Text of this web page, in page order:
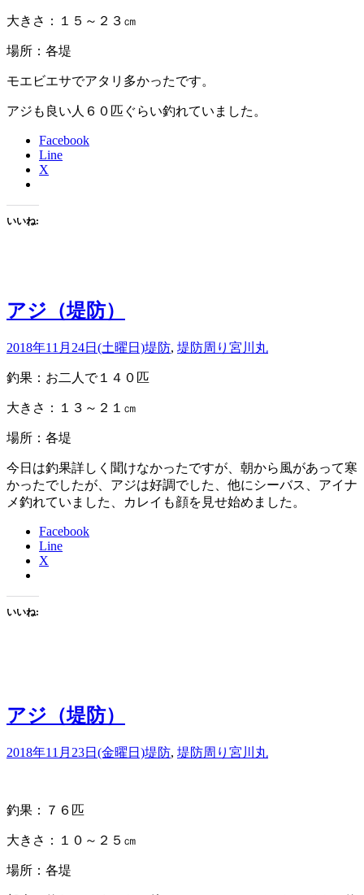
大きさ：１５～２３㎝
場所：各堤
モエビエサでアタリ多かったです。
アジも良い人６０匹ぐらい釣れていました。
Facebook
Line
X
いいね:
アジ（堤防）
2018年11月24日(土曜日)堤防, 堤防周り 宮川丸
釣果：お二人で１４０匹
大きさ：１３～２１㎝
場所：各堤
今日は釣果詳しく聞けなかったですが、朝から風があって寒
かったでしたが、アジは好調でした、他にシーバス、アイナ
メ釣れていました、カレイも顔を見せ始めました。
Facebook
Line
X
いいね:
アジ（堤防）
2018年11月23日(金曜日)堤防, 堤防周り 宮川丸
釣果：７６匹
大きさ：１０～２５㎝
場所：各堤